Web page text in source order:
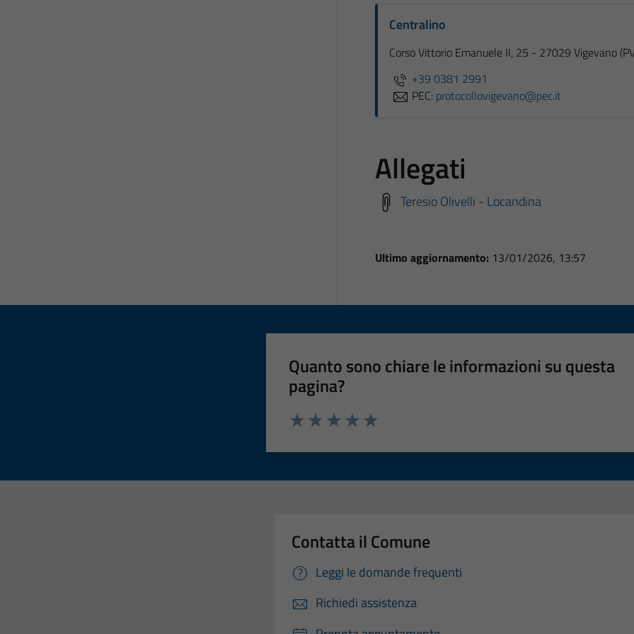
Centralino
Corso Vittorio Emanuele II, 25 - 27029 Vigevano
+39 0381 2991
PEC: protocollovigevano@pec.it
Allegati
Teresio Olivelli - Locandina
Ultimo aggiornamento: 13/01/2026, 13:57
Quanto sono chiare le informazioni su questa
pagina?
Contatta il Comune
Leggi le domande frequenti
Richiedi assistenza